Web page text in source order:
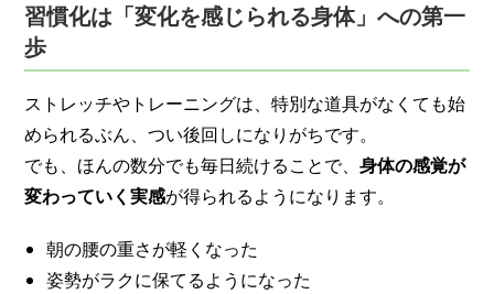
習慣化は「変化を感じられる身体」への第一
歩
ストレッチやトレーニングは、特別な道具がなくても始
められるぶん、つい後回しになりがちです。
でも、ほんの数分でも毎日続けることで、身体の感覚が
変わっていく実感が得られるようになります。
朝の腰の重さが軽くなった
姿勢がラクに保てるようになった